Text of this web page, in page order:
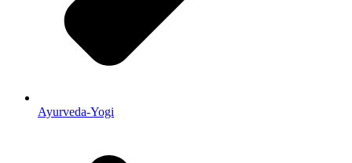
Ayurveda-Yogi